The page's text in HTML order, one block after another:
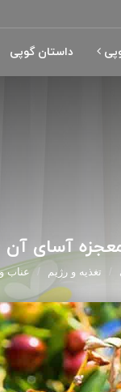
داستان گوپی
آسای
تغذیه و رژیم عناب